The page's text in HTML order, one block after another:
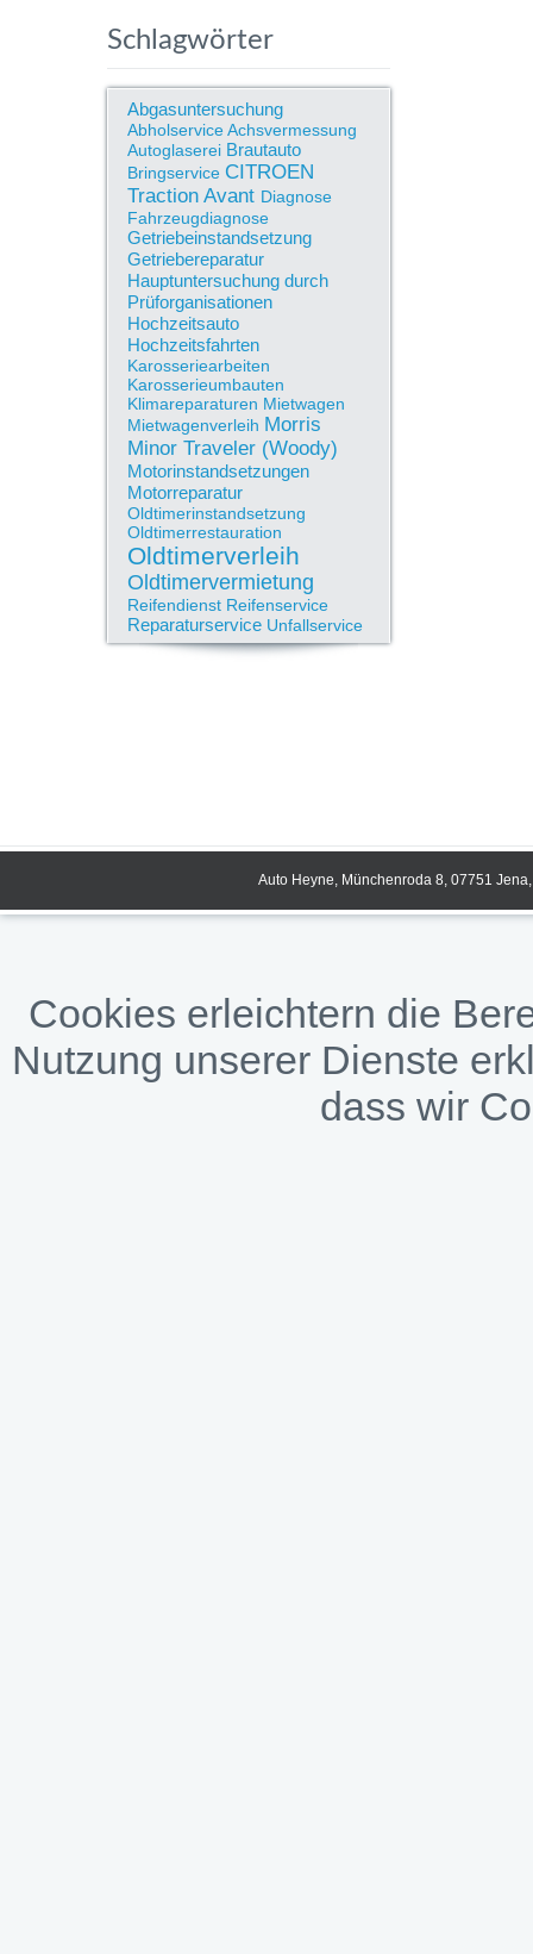
Schlagwörter
Abgasuntersuchung
AbholserviceAchsvermessung
Autoglaserei Brautauto
Bringservice CITROEN
Traction Avant Diagnose
Fahrzeugdiagnose
Getriebeinstandsetzung
Getriebereparatur
Hauptuntersuchung durch
Prüforganisationen
Hochzeitsauto
Hochzeitsfahrten
Karosseriearbeiten
Karosserieumbauten
Klimareparaturen Mietwagen
Mietwagenverleih Morris
Minor Traveler (Woody)
Motorinstandsetzungen
Motorreparatur
Oldtimerinstandsetzung
Oldtimerrestauration
Oldtimerverleih
Oldtimervermietung
Reifendienst Reifenservice
Reparaturservice Unfallservice
Auto Heyne, Münchenroda 8, 07751
Cookies erleichtern die
Nutzung unserer Dienste
dass wir